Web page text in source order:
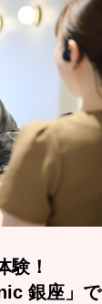
験！
銀座」で